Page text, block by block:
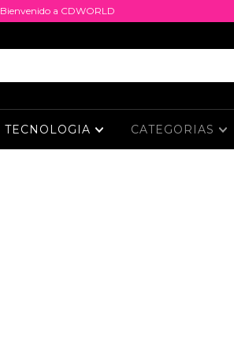
Bienvenido a CDWORLD
TECNOLOGIA CATEGORIAS